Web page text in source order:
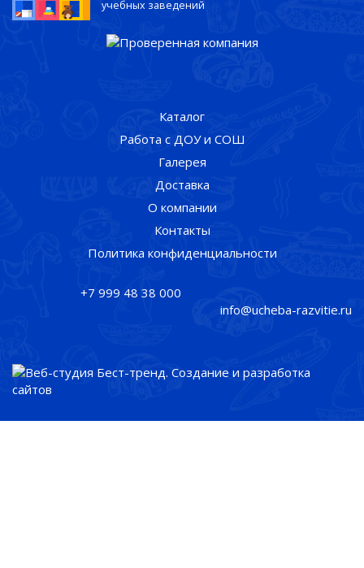
учебных заведений
Каталог
Работа с ДОУ и СОШ
Галерея
Доставка
О компании
Контакты
Политика конфиденциальности
+7 999 48 38 000
info@ucheba-razvitie.ru